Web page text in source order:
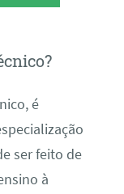
é
ser feito de
à